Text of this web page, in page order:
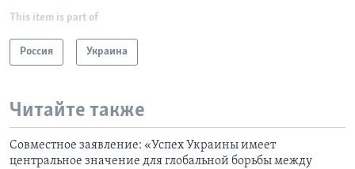
This item is part of
Россия Украина
Читайте также
Cовместноe заявлениe: «Успех Украины имеет
центральное значение для глобальной борьбы между